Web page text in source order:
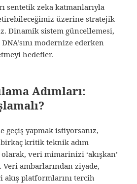
sentetik zeka katmanlarıyla
üzerine stratejik
Dinamik sistem güncellemesi,
modernize ederken
hedefler.
Adımları:
geçiş yapmak istiyorsanız,
kritik teknik adım
veri mimarinizi ‘akışkan’
ambarlarından ziyade,
akış platformlarını tercih